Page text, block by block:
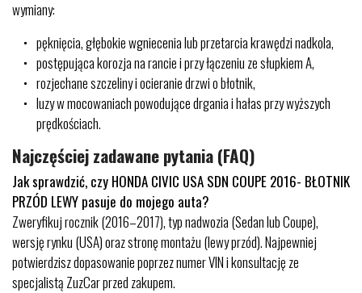
wymiany:
pęknięcia, głębokie wgniecenia lub przetarcia krawędzi nadkola,
postępująca korozja na rancie i przy łączeniu ze słupkiem A,
rozjechane szczeliny i ocieranie drzwi o błotnik,
luzy w mocowaniach powodujące drgania i hałas przy wyższych
prędkościach.
Najczęściej zadawane pytania (FAQ)
Jak sprawdzić, czy HONDA CIVIC USA SDN COUPE 2016- BŁOTNIK
PRZÓD LEWY pasuje do mojego auta?
Zweryfikuj rocznik (2016–2017), typ nadwozia (Sedan lub Coupe),
wersję rynku (USA) oraz stronę montażu (lewy przód). Najpewniej
potwierdzisz dopasowanie poprzez numer VIN i konsultację ze
specjalistą ZuzCar przed zakupem.